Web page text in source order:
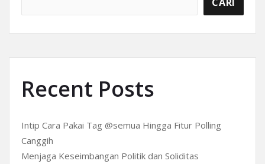
Recent Posts
Intip Cara Pakai Tag @semua Hingga Fitur Polling
Canggih
Menjaga Keseimbangan Politik dan Soliditas